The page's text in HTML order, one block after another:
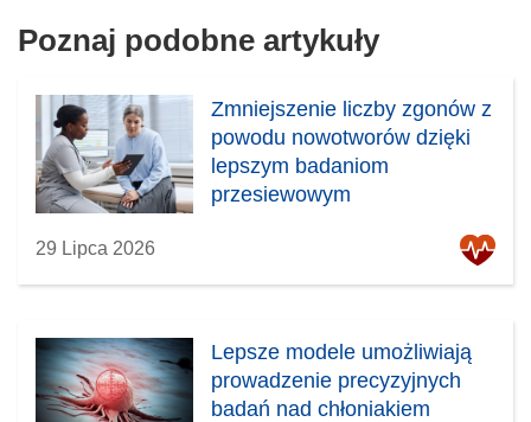
r
y
i
ę
w
y
m
o
Poznaj podobne artykuły
Zmniejszenie liczby zgonów z
powodu nowotworów dzięki
lepszym badaniom
przesiewowym
29 Lipca 2026
Lepsze modele umożliwiają
prowadzenie precyzyjnych
badań nad chłoniakiem